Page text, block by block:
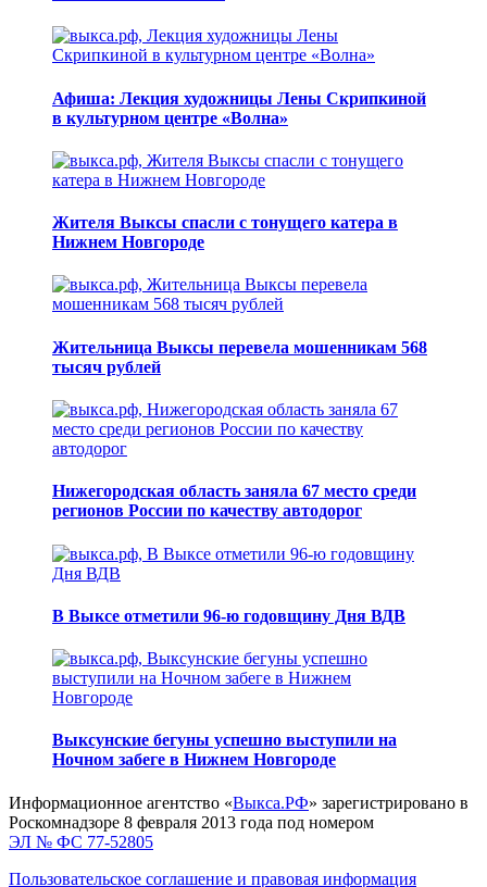
Афиша: Лекция художницы Лены Скрипкиной
в культурном центре «Волна»
Жителя Выксы спасли с тонущего катера в
Нижнем Новгороде
Жительница Выксы перевела мошенникам 568
тысяч рублей
Нижегородская область заняла 67 место среди
регионов России по качеству автодорог
В Выксе отметили 96-ю годовщину Дня ВДВ
Выксунские бегуны успешно выступили на
Ночном забеге в Нижнем Новгороде
Информационное агентство «Выкса.РФ» зарегистрировано в
Роскомнадзоре 8 февраля 2013 года под номером
ЭЛ № ФС 77-52805
Пользовательское соглашение и правовая информация